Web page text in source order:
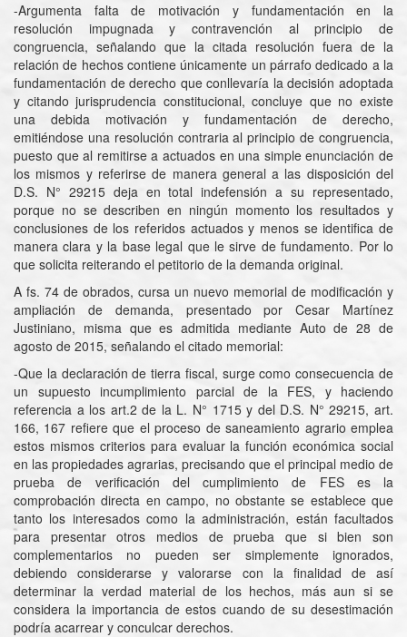
-Argumenta falta de motivación y fundamentación en la
resolución impugnada y contravención al principio de
congruencia, señalando que la citada resolución fuera de la
relación de hechos contiene únicamente un párrafo dedicado a la
fundamentación de derecho que conllevaría la decisión adoptada
y citando jurisprudencia constitucional, concluye que no existe
una debida motivación y fundamentación de derecho,
emitiéndose una resolución contraria al principio de congruencia,
puesto que al remitirse a actuados en una simple enunciación de
los mismos y referirse de manera general a las disposición del
D.S. N° 29215 deja en total indefensión a su representado,
porque no se describen en ningún momento los resultados y
conclusiones de los referidos actuados y menos se identifica de
manera clara y la base legal que le sirve de fundamento. Por lo
que solicita reiterando el petitorio de la demanda original.
A fs. 74 de obrados, cursa un nuevo memorial de modificación y
ampliación de demanda, presentado por Cesar Martínez
Justiniano, misma que es admitida mediante Auto de 28 de
agosto de 2015, señalando el citado memorial:
-Que la declaración de tierra fiscal, surge como consecuencia de
un supuesto incumplimiento parcial de la FES, y haciendo
referencia a los art.2 de la L. N° 1715 y del D.S. N° 29215, art.
166, 167 refiere que el proceso de saneamiento agrario emplea
estos mismos criterios para evaluar la función económica social
en las propiedades agrarias, precisando que el principal medio de
prueba de verificación del cumplimiento de FES es la
comprobación directa en campo, no obstante se establece que
tanto los interesados como la administración, están facultados
para presentar otros medios de prueba que si bien son
complementarios no pueden ser simplemente ignorados,
debiendo considerarse y valorarse con la finalidad de así
determinar la verdad material de los hechos, más aun si se
considera la importancia de estos cuando de su desestimación
podría acarrear y conculcar derechos.